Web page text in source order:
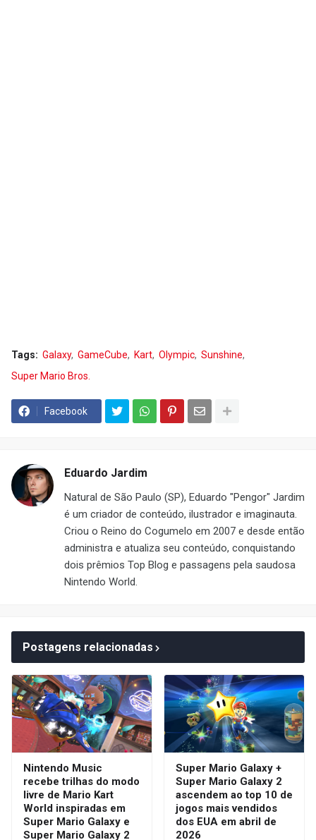
Tags: Galaxy GameCube Kart Olympic Sunshine
Super Mario Bros.
Facebook
Eduardo Jardim
Natural de São Paulo (SP), Eduardo "Pengor" Jardim
é um criador de conteúdo, ilustrador e imaginauta.
Criou o Reino do Cogumelo em 2007 e desde então
administra e atualiza seu conteúdo, conquistando
dois prêmios Top Blog e passagens pela saudosa
Nintendo World.
Postagens relacionadas
Nintendo Music
recebe trilhas do modo
livre de Mario Kart
World inspiradas em
Super Mario Galaxy e
Super Mario Galaxy 2
Super Mario Galaxy +
Super Mario Galaxy 2
ascendem ao top 10 de
jogos mais vendidos
dos EUA em abril de
2026